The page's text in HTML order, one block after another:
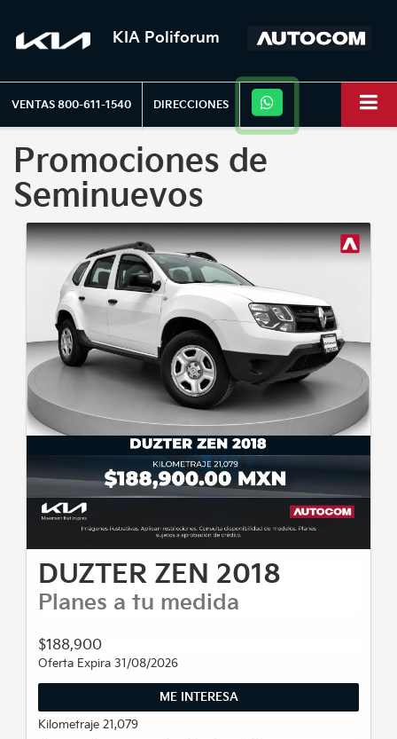
KIA Poliforum
VENTAS 800-611-1540 DIRECCIONES
Promociones de
Seminuevos
DUZTER ZEN 2018
Planes a tu medida
$188,900
Oferta Expira 31/08/2026
ME INTERESA
Kilometraje 21,079